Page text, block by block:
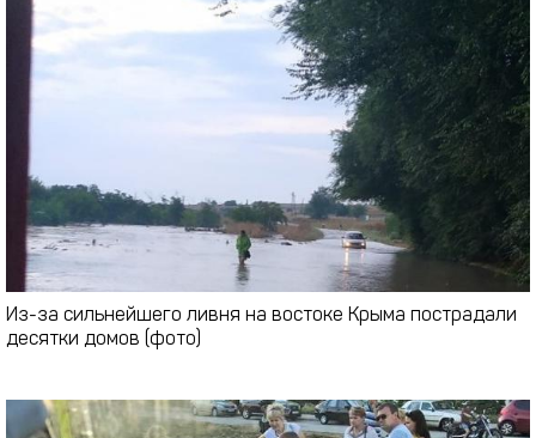
Из-за сильнейшего ливня на востоке Крыма пострадали
десятки домов (фото)